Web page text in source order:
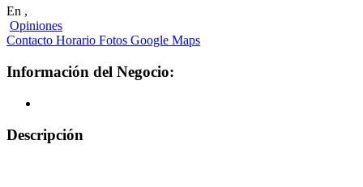
En ,
Opiniones
Contacto Horario Fotos Google Maps
Información del Negocio:
Descripción